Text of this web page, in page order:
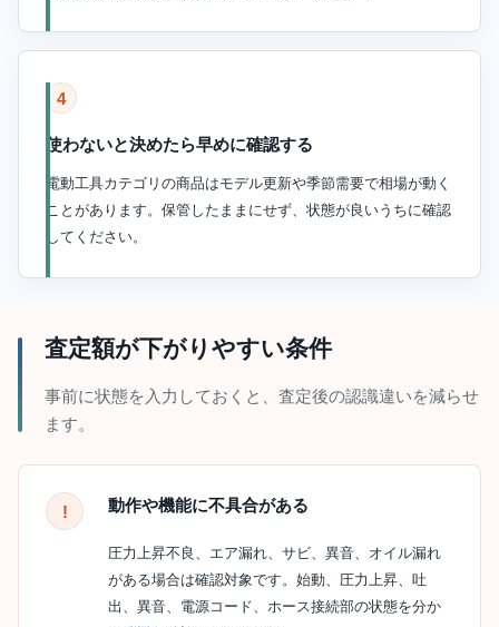
4
使わないと決めたら早めに確認する
電動工具カテゴリの商品はモデル更新や季節需要で相場が動く
ことがあります。保管したままにせず、状態が良いうちに確認
してください。
査定額が下がりやすい条件
事前に状態を入力しておくと、査定後の認識違いを減らせ
ます。
動作や機能に不具合がある
圧力上昇不良、エア漏れ、サビ、異音、オイル漏れ
がある場合は確認対象です。始動、圧力上昇、吐
出、異音、電源コード、ホース接続部の状態を分か